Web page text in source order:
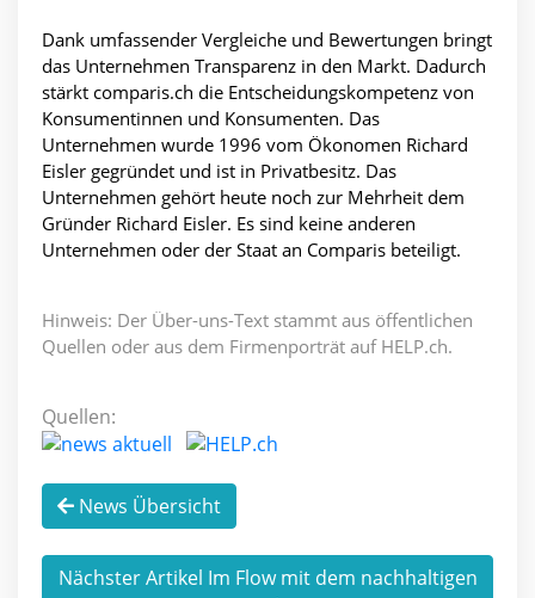
Dank umfassender Vergleiche und Bewertungen bringt
das Unternehmen Transparenz in den Markt. Dadurch
stärkt comparis.ch die Entscheidungskompetenz von
Konsumentinnen und Konsumenten. Das
Unternehmen wurde 1996 vom Ökonomen Richard
Eisler gegründet und ist in Privatbesitz. Das
Unternehmen gehört heute noch zur Mehrheit dem
Gründer Richard Eisler. Es sind keine anderen
Unternehmen oder der Staat an Comparis beteiligt.
Hinweis: Der Über-uns-Text stammt aus öffentlichen
Quellen oder aus dem Firmenporträt auf HELP.ch.
Quellen:
News Übersicht
Nächster Artikel Im Flow mit dem nachhaltigen